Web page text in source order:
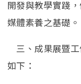
開發與教學實踐
媒體素養之基礎。
三、成果展暨
如下：